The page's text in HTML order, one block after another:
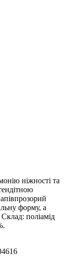
ніжності та
форму, а
поліамід